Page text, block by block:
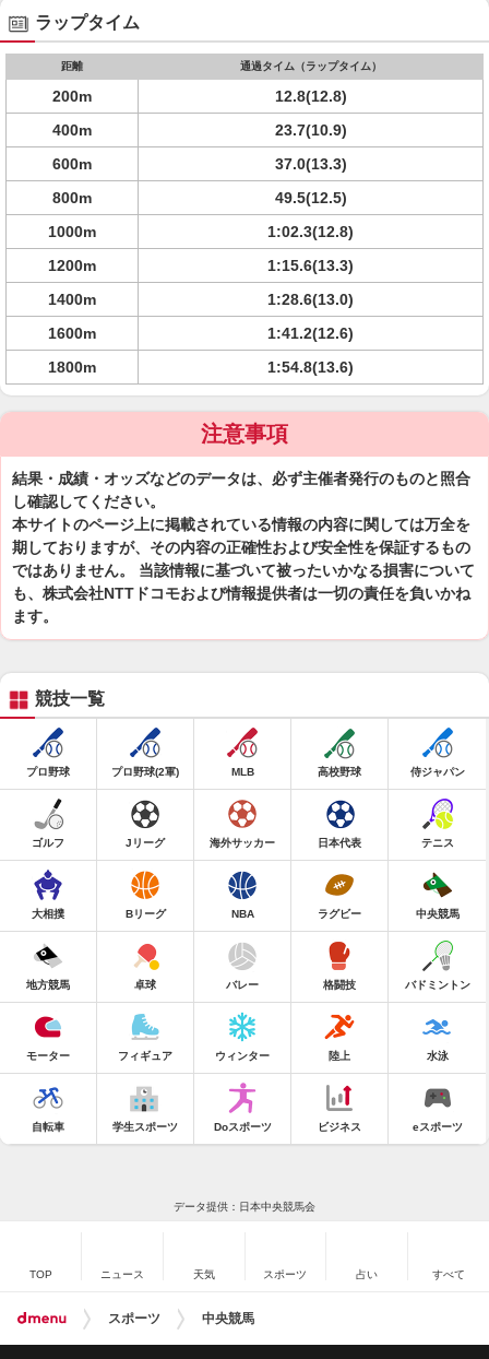
ラップタイム
距離 通過タイム（ラップタイム）
200m
12.8(12.8)
400m
23.7(10.9)
600m
37.0(13.3)
800m
49.5(12.5)
1000m
1:02.3(12.8)
1200m
1:15.6(13.3)
1400m
1:28.6(13.0)
1600m
1:41.2(12.6)
1800m
1:54.8(13.6)
注意事項
結果・成績・オッズなどのデータは、必ず主催者発行のものと照合
し確認してください。
本サイトのページ上に掲載されている情報の内容に関しては万全を
期しておりますが、その内容の正確性および安全性を保証するもの
ではありません。 当該情報に基づいて被ったいかなる損害について
も、株式会社NTTドコモおよび情報提供者は一切の責任を負いかね
ます。
競技一覧
プロ野球 プロ野球(2軍) MLB 高校野球 侍ジャパン
ゴルフ Jリーグ 海外サッカー 日本代表 テニス
大相撲 Bリーグ NBA ラグビー 中央競馬
地方競馬 卓球 バレー 格闘技 バドミントン
モーター フィギュア ウィンター 陸上 水泳
自転車 学生スポーツ Doスポーツ ビジネス eスポーツ
データ提供：日本中央競馬会
TOP ニュース 天気 スポーツ 占い すべて
スポーツ 中央競馬